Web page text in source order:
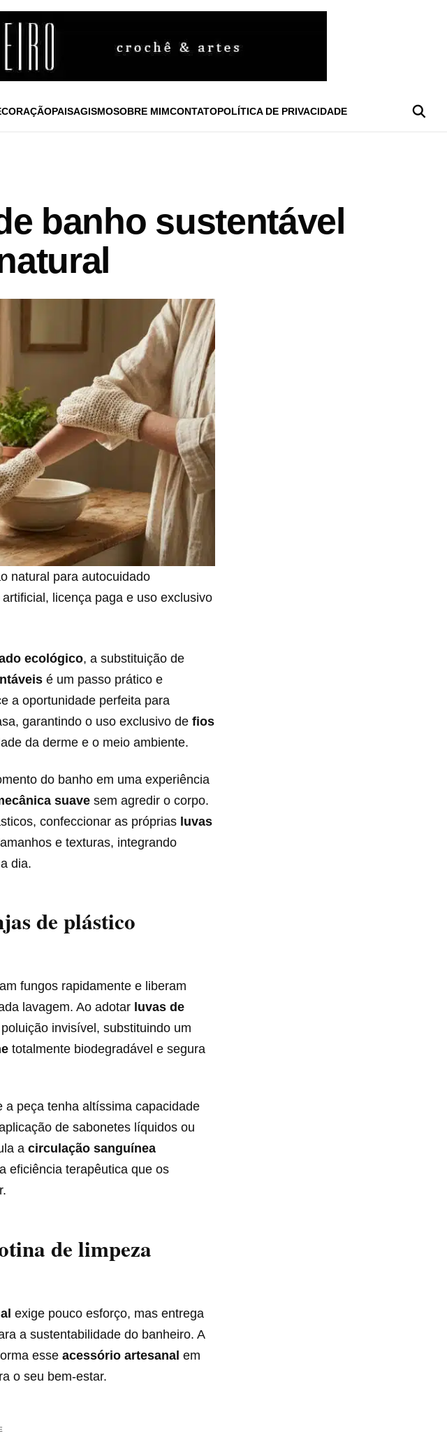
PAISAGISMOSOBRE MIMCONTATOPOLÍTICA DE PRIVACIDADE
banho sustentável
natural para autocuidado
licença paga e uso exclusivo
ecológico, a substituição de
é um passo prático e
a oportunidade perfeita para
garantindo o uso exclusivo de fios
da derme e o meio ambiente.
do banho em uma experiência
suave sem agredir o corpo.
confeccionar as próprias luvas
e texturas, integrando
dia.
de plástico
fungos rapidamente e liberam
lavagem. Ao adotar luvas de
invisível, substituindo um
totalmente biodegradável e segura
a peça tenha altíssima capacidade
de sabonetes líquidos ou
a circulação sanguínea
eficiência terapêutica que os
de limpeza
exige pouco esforço, mas entrega
a sustentabilidade do banheiro. A
esse acessório artesanal em
o seu bem-estar.